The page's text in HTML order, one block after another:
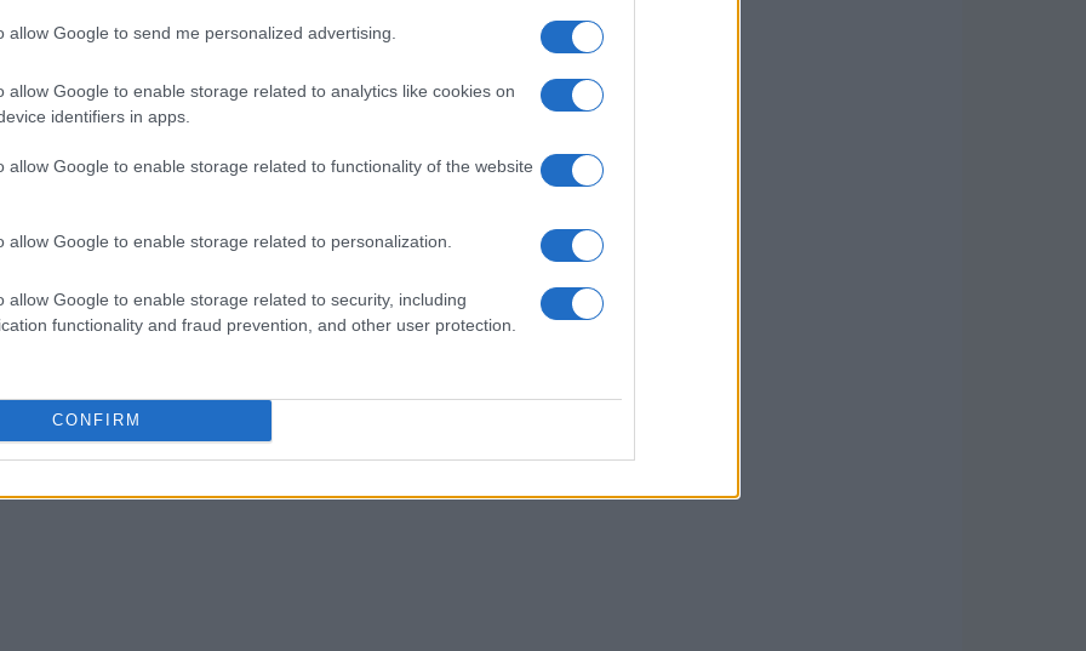
allow Google to send me personalized advertising.
allow Google to enable storage related to analytics like cookies on
identifiers in apps.
allow Google to enable storage related to functionality of the website
allow Google to enable storage related to personalization.
allow Google to enable storage related to security, including
functionality and fraud prevention, and other user protection.
CONFIRM
labbra e vomito. Riconoscere questi segnali
cresca: fermate regolari, aria fresca non
riducono l’insorgenza dei sintomi.
mettere in pratica alcune misure preventive:
rimedi naturali come i fiori di Bacho
vuoto; offrire piccoli snack
al cane di sgranchirsi. In auto è
o un divisorio e mantenere una
dell’abitacolo e consultare il
gravi di nausea o ansia durante i viaggi.